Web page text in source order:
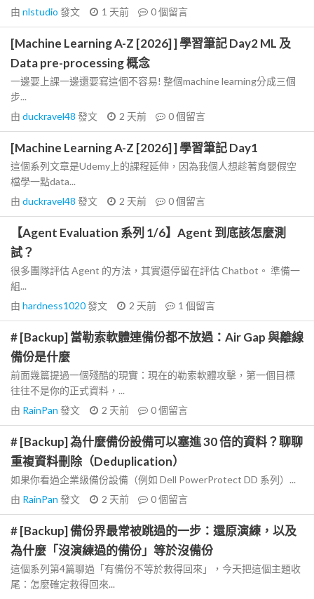
由 nlstudio 發文 1 天前 0個留言
[Machine Learning A-Z [2026] ] 學習筆記 Day2 ML 及
Data pre-processing 概念
一邊要上課一邊還要寫這個不容易! 整個machine learning分成三個
步...
由 duckravel48 發文 2 天前 0個留言
[Machine Learning A-Z [2026] ] 學習筆記 Day1
這個系列文章是Udemy上的課程延伸，因為我個人想趁著育嬰假空
檔學一點data...
由 duckravel48 發文 2 天前 0個留言
【Agent Evaluation 系列 1/6】Agent 到底該怎麼測
試？
很多團隊評估 Agent 的方法，其實還停留在評估 Chatbot。 準備一
組...
由 hardness1020發文 2 天前 1 個留言
# [Backup] 當勒索軟體連備份都不放過：Air Gap 與離線
備份是什麼
前面幾篇提過一個殘酷的現實：現在的勒索軟體攻擊，第一個目標
往往不是你的正式資料，...
由 RainPan 發文 2 天前 0個留言
# [Backup] 為什麼備份設備可以塞進 30 倍的資料？聊聊
重複資料刪除（Deduplication）
如果你看過企業級備份設備（例如 Dell PowerProtect DD 系列）...
由 RainPan 發文 2 天前 0個留言
# [Backup] 備份界最常被跳過的一步：還原演練，以及
為什麼「沒演練過的備份」等於沒備份
這個系列第4篇聊過「有備份不等於救得回來」，今天把這個主題收
尾：怎麼確定救得回來...